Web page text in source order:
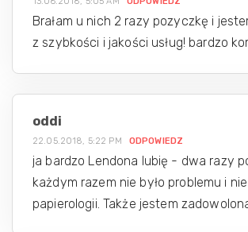
Brałam u nich 2 razy pozyczkę i
z szybkości i jakości usług! bardzo
oddi
22.05.2018, 5:22 PM ODPOWIEDZ
ja bardzo Lendona lubię - dwa razy
każdym razem nie było problemu i
papierologii. Także jestem